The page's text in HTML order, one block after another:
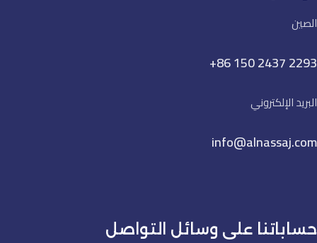
الصين
+86 150 2437 2293
البريد الإلكتروني
info@alnassaj.com
حساباتنا على وسائل التواصل